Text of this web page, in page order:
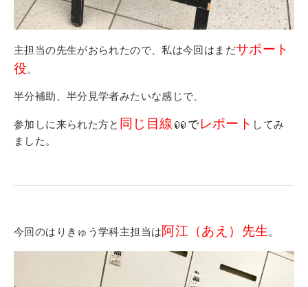
主担当の先生がおられたので、私は今回はまだサポート
役。
半分補助、半分見学者みたいな感じで、
参加しに来られた方と 同じ目線 でレポート してみ
ました。
今回のはりきゅう学科主担当は阿江（あえ）先生 。